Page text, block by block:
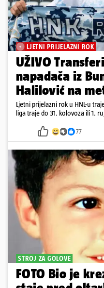
LJETNI PRIJELAZNI ROK
UŽIVO
napadača iz
Halilović na
Ljetni prijelazni rok u HNL-u
liga traje do 31. kolovoza ili 1.
77
STROJ ZA GOLOVE
FOTO Bio je